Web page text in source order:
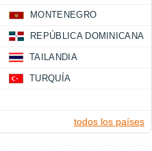
MONTENEGRO
REPÚBLICA DOMINICANA
TAILANDIA
TURQUÍA
todos los países